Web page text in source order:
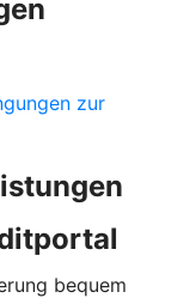
zur
bequem